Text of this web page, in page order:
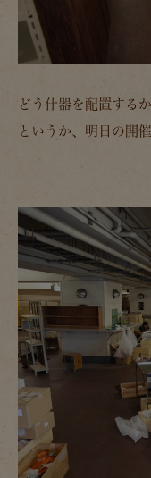
どう什器を配置する
というか、明日の開